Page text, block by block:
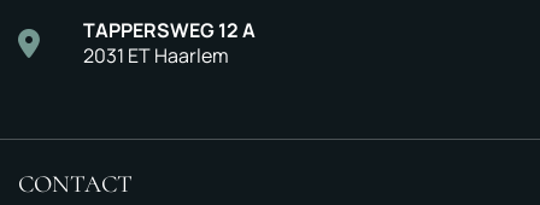
TAPPERSWEG 12 A
2031 ET Haarlem
CONTACT